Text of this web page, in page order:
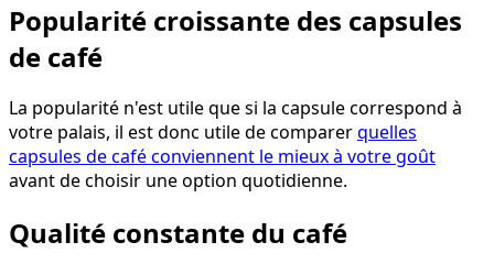
Popularité croissante des capsules
de café
La popularité n'est utile que si la capsule correspond à
votre palais, il est donc utile de comparerquelles
capsules de café conviennent le mieux à votre goût
avant de choisir une option quotidienne.
Qualité constante du café